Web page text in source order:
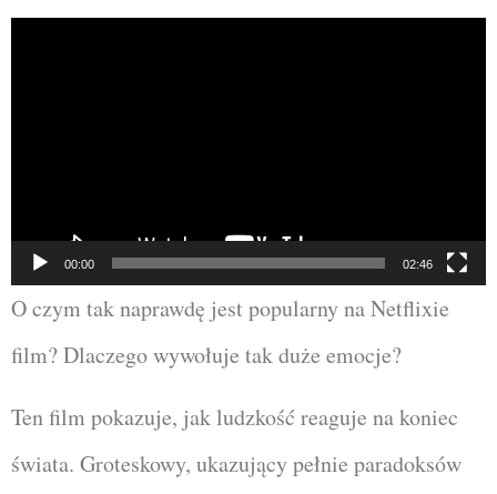
00:00 02:46
O czym tak naprawdę jest popularny na Netflixie
film? Dlaczego wywołuje tak duże emocje?
Ten film pokazuje, jak ludzkość reaguje na koniec
świata. Groteskowy, ukazujący pełnie paradoksów